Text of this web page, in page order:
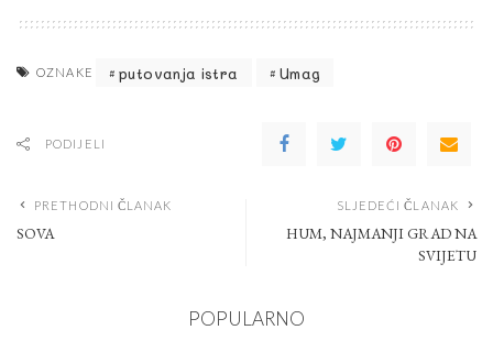
OZNAKE putovanja istra Umag
PODIJELI
PRETHODNI ČLANAK
SOVA
SLJEDEĆI ČLANAK
HUM, NAJMANJI GRAD NA
SVIJETU
POPULARNO